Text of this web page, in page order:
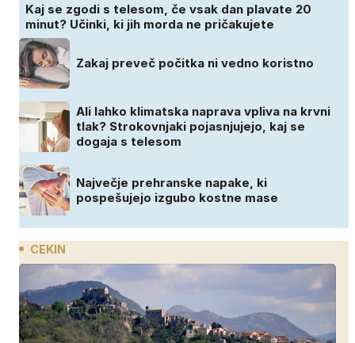
Kaj se zgodi s telesom, če vsak dan plavate 20
minut? Učinki, ki jih morda ne pričakujete
Zakaj preveč počitka ni vedno koristno
Ali lahko klimatska naprava vpliva na krvni
tlak? Strokovnjaki pojasnjujejo, kaj se
dogaja s telesom
Največje prehranske napake, ki
pospešujejo izgubo kostne mase
CEKIN